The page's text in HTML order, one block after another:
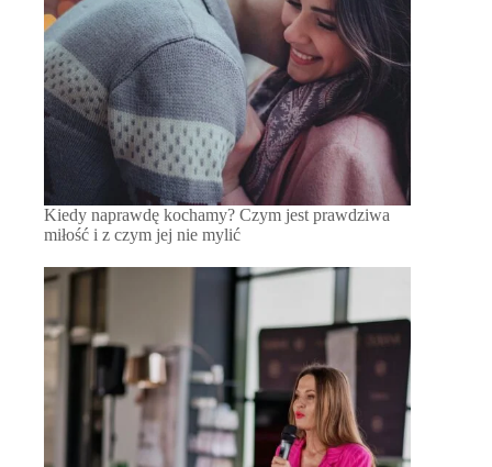
Kiedy naprawdę kochamy? Czym jest prawdziwa
miłość i z czym jej nie mylić